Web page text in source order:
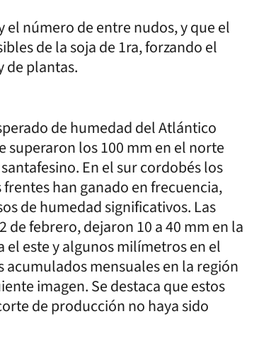
número de entre nudos, y que el
de la soja de 1ra, forzando el
de plantas.
de humedad del Atlántico
superaron los 100 mm en el norte
En el sur cordobés los
han ganado en frecuencia,
de humedad significativos. Las
de febrero, dejaron 10 a 40 mm en la
este y algunos milímetros en el
mensuales en la región
imagen. Se destaca que estos
de producción no haya sido